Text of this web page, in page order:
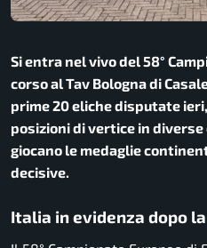
Si entra nel vivo del 58°
corso al Tav Bologna di
prime 20 eliche disputate
posizioni di vertice in
giocano le medaglie
decisive.
Italia in evidenza dopo